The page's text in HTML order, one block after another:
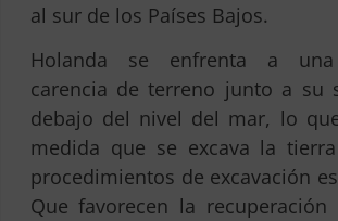
al sur de los Países Bajos.
Holanda se enfrenta a una
carencia de terreno junto a su
debajo del nivel del mar, lo
medida que se excava la
procedimientos de excavación
Que favorecen la